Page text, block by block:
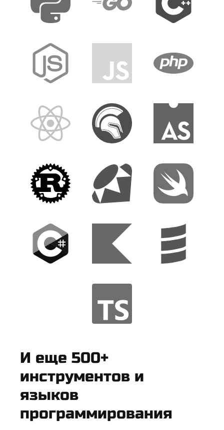
И еще 500+
инструментов и
языков
программирования